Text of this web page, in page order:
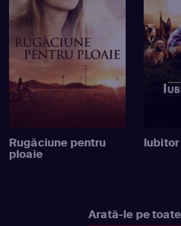
Rugăciune pentru
ploaie
Arată-le pe toate